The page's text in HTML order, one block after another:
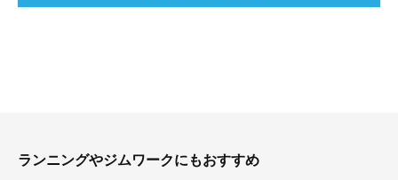
ランニングやジムワークにもおすすめ